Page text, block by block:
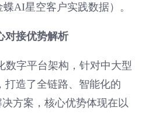
AI星空客户实践数据）。
对接优势解析
数字平台架构，针对中大型
打造了全链路、智能化的
方案，核心优势体现在以